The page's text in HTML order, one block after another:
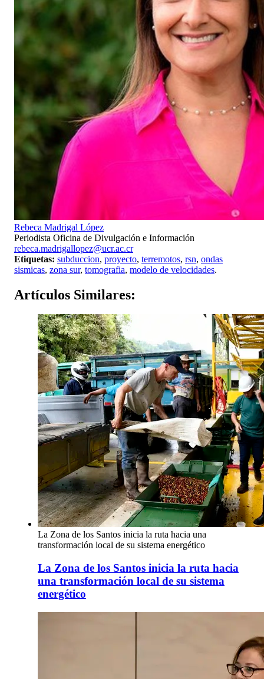
Rebeca Madrigal López
Periodista Oficina de Divulgación e Información
rebeca.madrigallopez@ucr.ac.cr
Etiquetas: subduccion, proyecto, terremotos, rsn, ondas
sismicas, zona sur, tomografia, modelo de velocidades.
Artículos Similares:
La Zona de los Santos inicia la ruta hacia una
transformación local de su sistema energético
La Zona de los Santos inicia la ruta hacia
una transformación local de su sistema
energético